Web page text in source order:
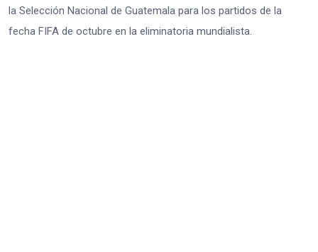
la Selección Nacional de Guatemala para los partidos de la
fecha FIFA de octubre en la eliminatoria mundialista.